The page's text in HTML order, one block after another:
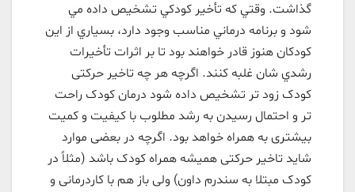
گذاشت. وقتي كه تأخير كودكي تشخيص داده مي
شود و برنامه درماني مناسب وجود دارد، بسياري از اين
كودكان هنوز قادر خواهند بود تا بر اثرات تأخيرات
رشدي شان غلبه كنند. اگرچه هر چه تاخیر حرکتی
کودک زود تر تشخیص داده شود درمان کودک راحت
تر و احتمال رسیدن به رشد مطلوب با کیفیت و کمیت
بیشتری به همراه خواهد بود. اگرچه در بعضی موارد
شاید تاخیر حرکتی همیشه همراه کودک باشد (مثلاً در
کودک مبتلا به سندرم داون) ولی باز هم با کاردرمانی و